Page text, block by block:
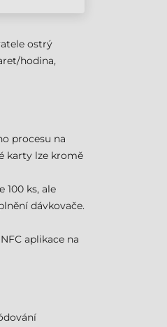
ostrý
hodina,
procesu na
karty lze kromě
ks, ale
dávkovače.
aplikace na